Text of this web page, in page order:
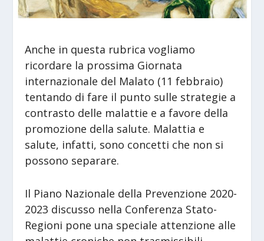
Anche in questa rubrica vogliamo
ricordare la prossima Giornata
internazionale del Malato (11 febbraio)
tentando di fare il punto sulle strategie a
contrasto delle malattie e a favore della
promozione della salute. Malattia e
salute, infatti, sono concetti che non si
possono separare.
Il Piano Nazionale della Prevenzione 2020-
2023 discusso nella Conferenza Stato-
Regioni pone una speciale attenzione alle